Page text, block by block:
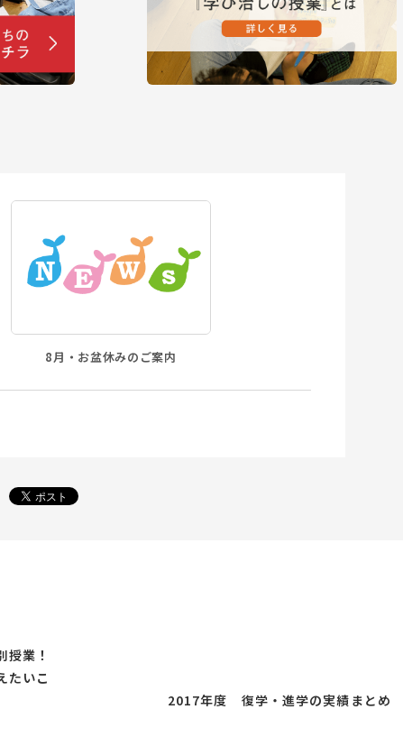
8月・お盆休みのご案内
業！
たいこ
2017年度 復学・進学の実績まとめ